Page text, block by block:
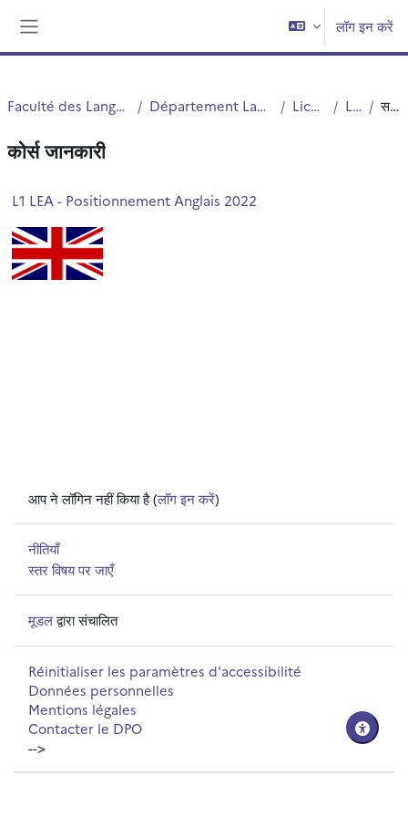
लॉग इन करें
Faculté des Langues Cultures et Sociétés (FLCS) Département Langues Etrangères Appliquées (LEA) Licences (cours) Licence 1 सन्क्षिप्त विवरण
कोर्स जानकारी
L1 LEA - Positionnement Anglais 2022
आप ने लॉगिन नहीं किया है (लॉग इन करें)
नीतियाँ
स्तर विषय पर जाएँ
मूडलद्वारा संचालित
Réinitialiser les paramètres d'accessibilité
Données personnelles
Mentions légales
Contacter le DPO
-->